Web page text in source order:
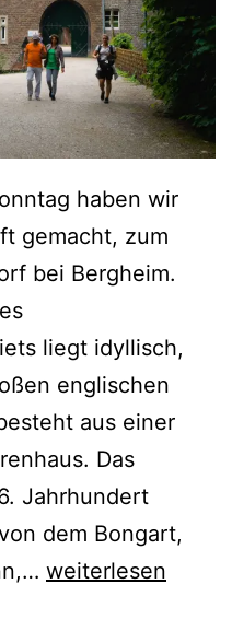
haben wir
gemacht, zum
bei Bergheim.
liegt idyllisch,
englischen
aus einer
Das
Jahrhundert
dem Bongart,
S
weiterlesen